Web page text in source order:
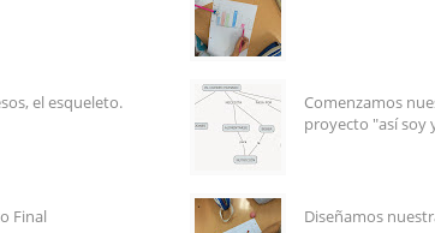
el esqueleto.
Comenzamos
proyecto "así soy
Final Diseñamos